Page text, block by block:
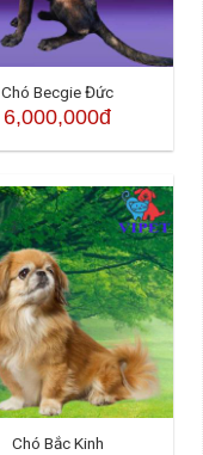
Chó Becgie Đức
6,000,000đ
Chó Bắc Kinh